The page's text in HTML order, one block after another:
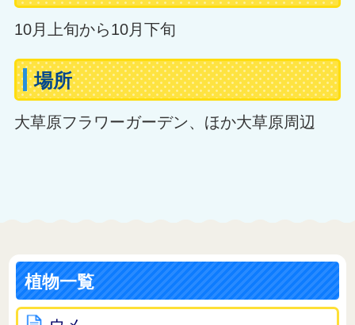
10月上旬から10月下旬
場所
大草原フラワーガーデン、ほか大草原周辺
植物一覧